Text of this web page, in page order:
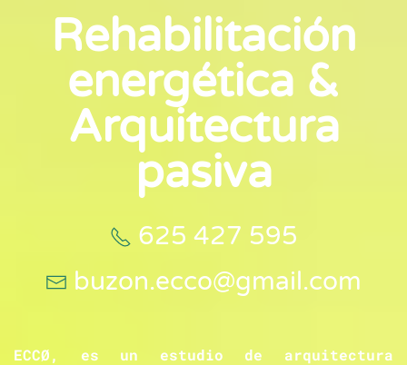
Rehabilitación
energética &
Arquitectura
pasiva
625 427 595
buzon.ecco@gmail.com
ECCØ, es un estudio de arquitectura